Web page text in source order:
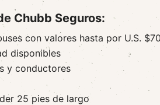
Chubb Seguros:
con valores hasta por U.S.
disponibles
y conductores
25 pies de largo